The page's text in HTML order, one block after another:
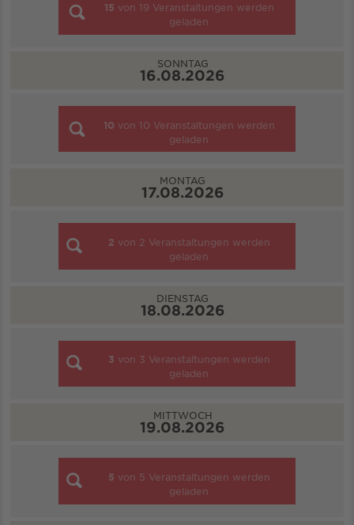
15 von 19 Veranstaltungen werden
geladen
SONNTAG
16.08.2026
10 von 10 Veranstaltungen werden
geladen
MONTAG
17.08.2026
2 von 2 Veranstaltungen werden
geladen
DIENSTAG
18.08.2026
3 von 3 Veranstaltungen werden
geladen
MITTWOCH
19.08.2026
5 von 5 Veranstaltungen werden
geladen